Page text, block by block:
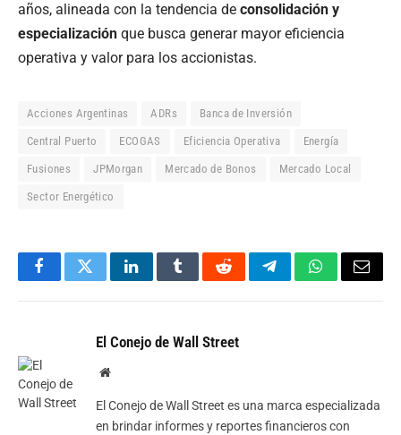
años, alineada con la tendencia de consolidación y
especialización que busca generar mayor eficiencia
operativa y valor para los accionistas.
Acciones Argentinas ADRs Banca de Inversión
Central Puerto ECOGAS Eficiencia Operativa Energía
Fusiones JPMorgan Mercado de Bonos Mercado Local
Sector Energético
FacebookTwitterLinkedInTumblrRedditTelegramWhatsApp
Email
El Conejo de Wall Street
Website
El Conejo de Wall Street es una marca especializada
en brindar informes y reportes financieros con